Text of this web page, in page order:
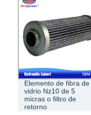
Elemento de fibra de
vidrio Nz10 de 5
micras o filtro de
retorno